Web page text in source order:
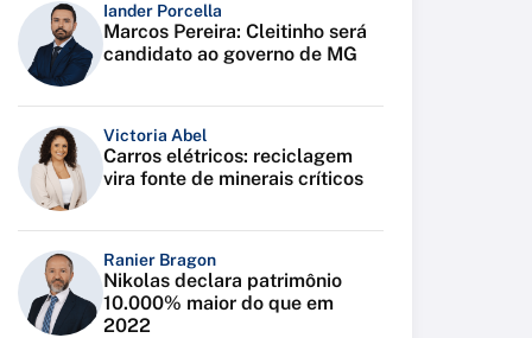
Iander Porcella
Marcos Pereira: Cleitinho será
candidato ao governo de MG
Victoria Abel
Carros elétricos: reciclagem
vira fonte de minerais críticos
Ranier Bragon
Nikolas declara patrimônio
10.000% maior do que em
2022